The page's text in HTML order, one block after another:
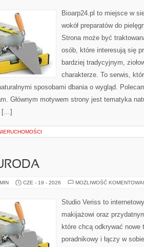
Bioarp24.pl to miejsce w
wokół preparatów do
Strona może być
osób, które interesują się
bardziej tradycyjnym,
charakterze. To serwis,
sposobami dbania o wygląd.
Głównym motywem strony jest tematyka
[…]
CZE - 19 - 2026 MOŻLIWOŚĆ
Studio Veriss to
makijażowi oraz
które chcą odkrywać nowe
poradnikowy i łączy w